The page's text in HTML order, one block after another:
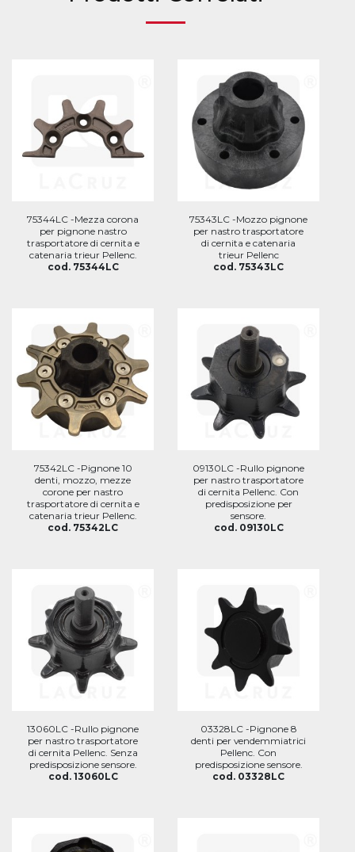
75344LC -Mezza corona
per pignone nastro
trasportatore di cernita e
catenaria trieur Pellenc.
cod. 75344LC
75343LC -Mozzo pignone
per nastro trasportatore
di cernita e catenaria
trieur Pellenc
cod. 75343LC
75342LC -Pignone 10
denti, mozzo, mezze
corone per nastro
trasportatore di cernita e
catenaria trieur Pellenc.
cod. 75342LC
09130LC -Rullo pignone
per nastro trasportatore
di cernita Pellenc. Con
predisposizione per
sensore.
cod. 09130LC
13060LC -Rullo pignone
per nastro trasportatore
di cernita Pellenc. Senza
predisposizione sensore.
cod. 13060LC
03328LC -Pignone 8
denti per vendemmiatrici
Pellenc. Con
predisposizione sensore.
cod. 03328LC